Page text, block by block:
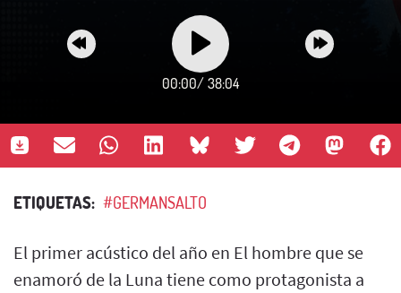
00:00/ 38:04
ETIQUETAS: #GERMANSALTO
El primer acústico del año en El hombre que se
enamoró de la Luna tiene como protagonista a